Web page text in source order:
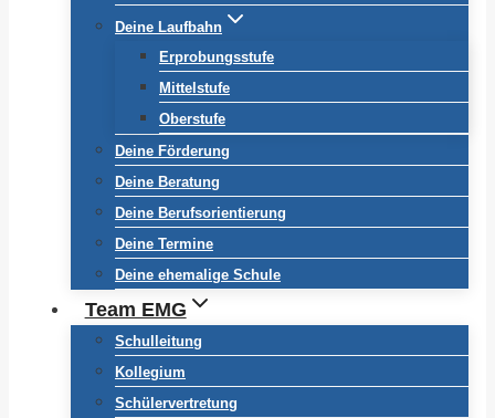
Deine Laufbahn
Erprobungsstufe
Mittelstufe
Oberstufe
Deine Förderung
Deine Beratung
Deine Berufsorientierung
Deine Termine
Deine ehemalige Schule
Team EMG
Schulleitung
Kollegium
Schülervertretung